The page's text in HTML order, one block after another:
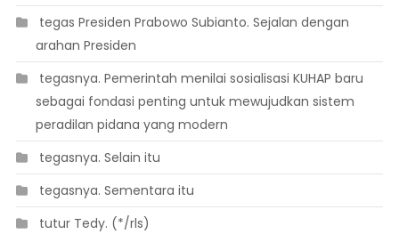
 tegas Presiden Prabowo Subianto. Sejalan dengan
arahan Presiden
 tegasnya. Pemerintah menilai sosialisasi KUHAP baru
sebagai fondasi penting untuk mewujudkan sistem
peradilan pidana yang modern
 tegasnya. Selain itu
 tegasnya. Sementara itu
 tutur Tedy. (*/rls)